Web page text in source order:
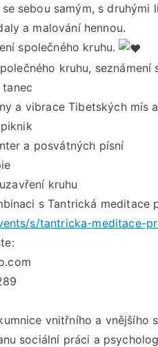
sebou samým, s
a malování hennou.
společného kruhu.
kruhu, seznámení
tanec
a vibrace Tibetských mís
a posvátných písní
kruhu
s Tantrická meditace
s/tantricka-meditace-
vnitřního a
sociální práci a